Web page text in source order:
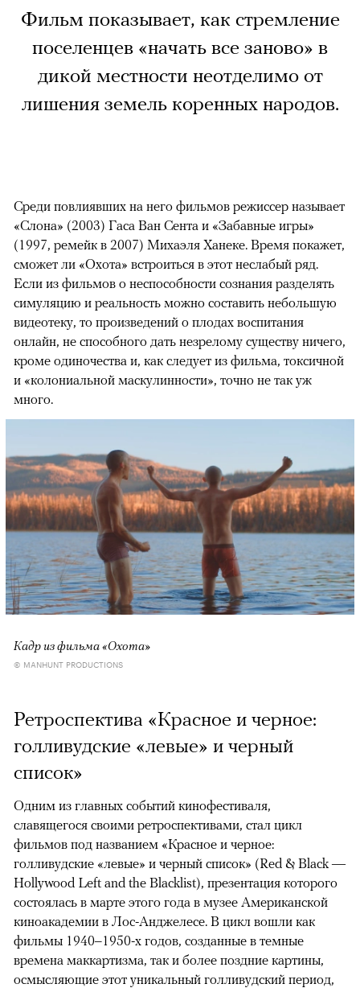
Фильм показывает, как стремление
поселенцев «начать все заново» в
дикой местности неотделимо от
лишения земель коренных народов.
Среди повлиявших на него фильмов режиссер называет
«Слона» (2003) Гаса Ван Сента и «Забавные игры»
(1997, ремейк в 2007) Михаэля Ханеке. Время покажет,
сможет ли «Охота» встроиться в этот неслабый ряд.
Если из фильмов о неспособности сознания разделять
симуляцию и реальность можно составить небольшую
видеотеку, то произведений о плодах воспитания
онлайн, не способного дать незрелому существу ничего,
кроме одиночества и, как следует из фильма, токсичной
и «колониальной маскулинности», точно не так уж
много.
Кадр из фильма «Охота»
© MANHUNT PRODUCTIONS
Ретроспектива «Красное и черное:
голливудские «левые» и черный
список»
Одним из главных событий кинофестиваля,
славящегося своими ретроспективами, стал цикл
фильмов под названием «Красное и черное:
голливудские «левые» и черный список» (Red & Black —
Hollywood Left and the Blacklist), презентация которого
состоялась в марте этого года в музее Американской
киноакадемии в Лос-Анджелесе. В цикл вошли как
фильмы 1940–1950-х годов, созданные в темные
времена маккартизма, так и более поздние картины,
осмысляющие этот уникальный голливудский период,